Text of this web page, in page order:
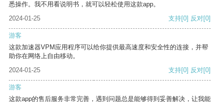
悉操作。我不用看说明书，就可以轻松使用这款app。
2024-01-25
支持[0] 反对[0]
游客
这款加速器VPM应用程序可以给你提供最高速度和安全性的连接，并帮
助你在网络上自由移动。
2024-01-25
支持[0] 反对[0]
游客
这款app的售后服务非常完善，遇到问题总是能够得到妥善解决，让我能